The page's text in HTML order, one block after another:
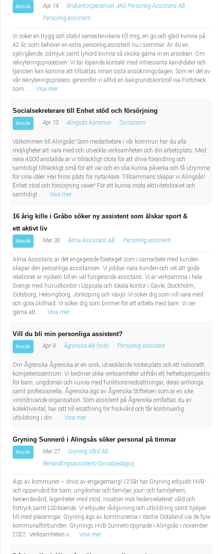
Ansök Apr 14
Brukarkooperativet JAG Personlig Assistans AB
Personlig assistent
Vi söker en trygg och stabil semestervikarie till mig, en go och glad kvinna på
42 år, som behöver en extra personlig assistent nu i sommar. Är du en
självgående, ödmjuk samt lyhörd kvinna så skicka gärna in en ansökan. Om
rekryteringsprocessen: Vi tar löpande kontakt med intressanta kandidater och
tjänsten kan komma att tillsättas innan sista ansökningsdagen. Som en del av
vår rekryteringsprocess genomför vi alltid en bakgrundskontroll via Fortcheck
som ...
Visa mer
Socialsekreterare till Enhet stöd och försörjning
Ansök Apr 13 Alingsås kommun Socionom
Välkommen till Alingsås! Som medarbetare i vår kommun har du alla
möjligheter att vara med och utveckla verksamheten och din arbetsplats. Med
nära 4000 anställda är vi tillräckligt stora för att driva förändring och
samtidigt tillräckligt små för att var och en ska kunna påverka och få utrymme
för sina idéer. Här finns plats för nytänkare. Tillsammans skapar vi Alingsås!
Enhet stöd och försörjning växer! För att kunna möta aktivitetskravet och
samtidigt ...
Visa mer
16 årig kille i Gråbo söker ny assistent som älskar sport &
ett aktivt liv
Ansök Mar 30 Alma Assistans AB Personlig assistent
Alma Assistans är det engagerade företaget som i samarbete med kunden
skapar den personliga assistansen. Vi jobbar nära kunden och vet att goda
relationer är nyckeln till en väl fungerande assistans. Vi är verksamma i hela
Sverige med huvudkontor i Uppsala och lokala kontor i Gävle, Stockholm,
Göteborg, Helsingborg, Jönköping och Växjö. Vi söker dig som vill vara med
och göra skillnad. Vi söker dig som brinner för att arbeta med barn. Vi ser
gärna att ...
Visa mer
Vill du bli min personliga assistent?
Ansök Apr 9 Ågrenska AB (svb) Personlig assistent
Om Ågrenska Ågrenska är en unik, utvecklande mötesplats och ett nationellt
kompetenscentrum. Vi bedriver olika verksamheter utifrån ett helhetsperspektiv
för barn, ungdomar och vuxna med funktionsnedsättningar, deras anhöriga
samt professionella. Ågrenska ägs av Ågrenska Stiftelsen som är en icke
vinstdrivande organisation. Som assistent på Ågrenska omfattas du av
kollektivavtal, har rätt till ersättning för friskvård och får kontinuerlig
utbildning i din ...
Visa mer
Gryning Sunnerö i Alingsås söker personal på timmar
Ansök Mar 27
Gryning Vård AB
Behandlingsassistent/Socialpedagog
Ägs av kommuner – drivs av engagemang! I 25år har Gryning erbjudit HVB-
och öppenvård för barn, ungdomar och familjer, jour- och familjehem,
beroendevård, lägenheter med stöd, insatser mot hedersrelaterat våld och
förtryck samt LSS-boende. Vi erbjuder rådgivning och utbildning samt hjälper
till med placeringar. Gryning ägs av kommunerna i Västra Götaland via de fyra
kommunalförbunden. Grynings HVB Sunnerö öppnade i Alingsås i november
2022. Verksamheten v...
Visa mer